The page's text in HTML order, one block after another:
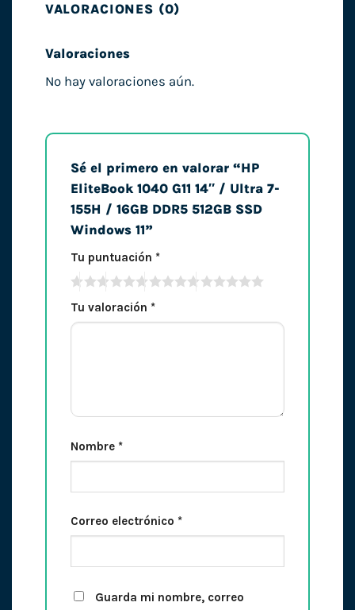
VALORACIONES (0)
Valoraciones
No hay valoraciones aún.
Sé el primero en valorar “HP
EliteBook 1040 G11 14″ / Ultra 7-
155H / 16GB DDR5 512GB SSD
Windows 11”
Tu puntuación *
Tu valoración *
Nombre *
Correo electrónico *
Guarda mi nombre, correo